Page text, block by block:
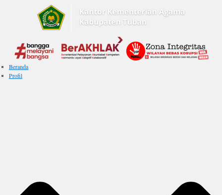
Beranda
Profil